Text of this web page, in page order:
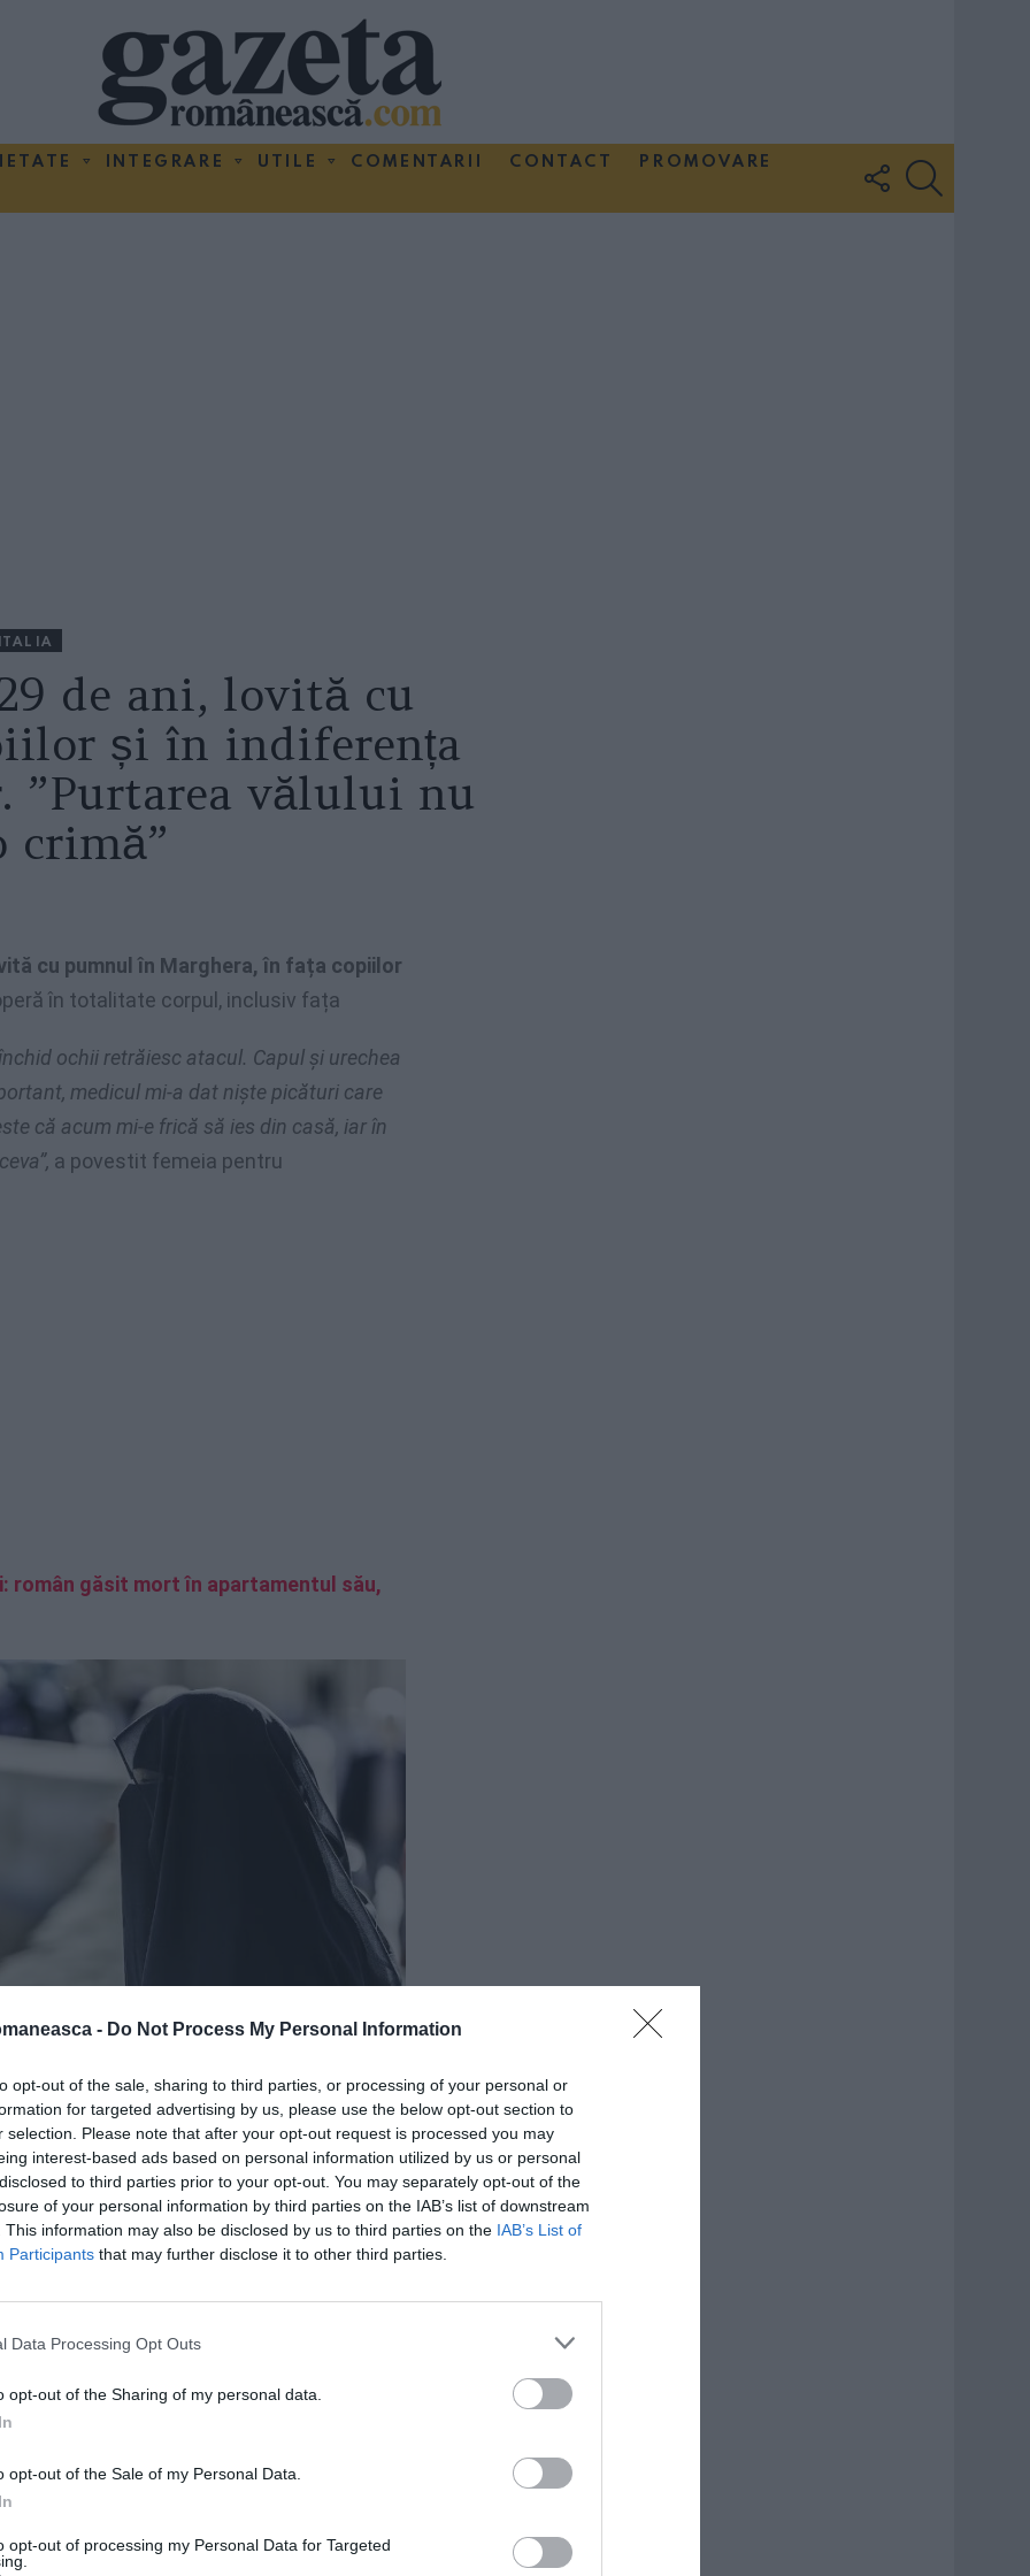
- Do Not Process My Personal Information
opt-out of the sale, sharing to third parties, or processing of your personal or
for targeted advertising by us, please use the below opt-out section to
selection. Please note that after your opt-out request is processed you may
interest-based ads based on personal information utilized by us or personal
to third parties prior to your opt-out. You may separately opt-out of the
of your personal information by third parties on the IAB’s list of downstream
This information may also be disclosed by us to third parties on the IAB’s List of
Participants that may further disclose it to other third parties.
Data Processing Opt Outs
opt-out of the Sharing of my personal data.
opt-out of the Sale of my Personal Data.
opt-out of processing my Personal Data for Targeted
INTEGRARE UTILE COMENTARII CONTACT
PROMOVARE
FOLLOW
US
ITALIA
de ani, lovită cu
și în indiferența
”Purtarea vălului nu
crimă”
cu pumnul în Marghera, în fața copiilor
în totalitate corpul, inclusiv fața
ochii retrăiesc atacul. Capul și urechea
medicul mi-a dat niște picături care
că acum mi-e frică să ies din casă, iar în
a povestit femeia pentru
român găsit mort în apartamentul său,
cu pumnul în fața
în vârstă de 29 de ani, care
când iese în oraș, poartă niqab, vălul
lăsându-i doar ochii descoperiți.
la stația de carabinieri din Via
de la camera de urgență care o tratase
în Marghera.